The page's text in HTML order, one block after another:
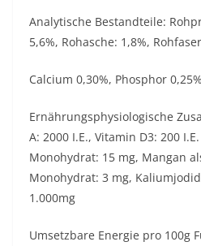
Analytische Bestandteile:
5,6%, Rohasche: 1,8%,
Calcium 0,30%, Phosphor 0,25%
Ernährungsphysiologische
A: 2000 I.E., Vitamin D3: 200
Monohydrat: 15 mg, Mangan
Monohydrat: 3 mg,
1.000mg
Umsetzbare Energie pro 100g